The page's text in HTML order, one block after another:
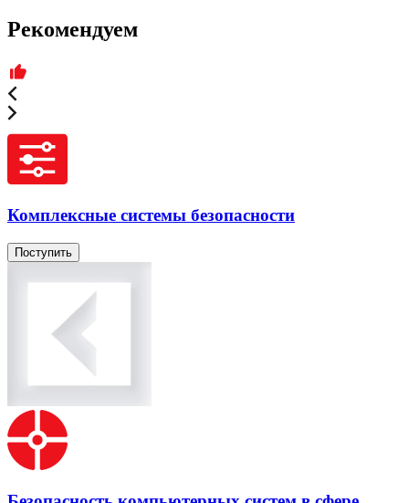
Рекомендуем
Комплексные системы безопасности
Поступить